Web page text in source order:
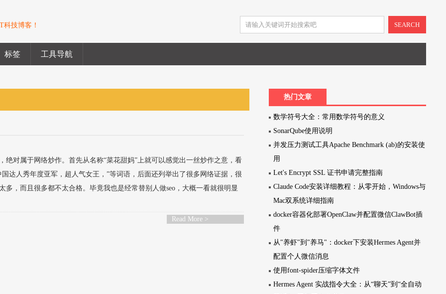
技博客！ SEARCH
标签 工具导航
对属于网络炒作。首先从名称“菜花甜妈”上就可以感觉出一丝炒作之意，看
达人秀年度亚军，超人气女王，”等词语，后面还列举出了很多网络证据，很
，而且很多都不太合格。毕竟我也是经常替别人做seo，大概一看就很明显
Read More >
热门文章
数学符号大全：常用数学符号的意义
SonarQube使用说明
并发压力测试工具Apache Benchmark (ab)的安装使
用
Let's Encrypt SSL 证书申请完整指南
Claude Code安装详细教程：从零开始，Windows与
Mac双系统详细指南
docker容器化部署OpenClaw并配置微信ClawBot插
件
从"养虾"到"养马"：docker下安装Hermes Agent并
配置个人微信消息
使用font-spider压缩字体文件
Hermes Agent 实战指令大全：从“聊天”到“全自动